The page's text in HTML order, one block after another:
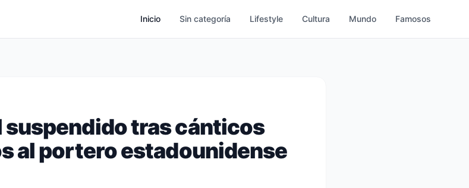
Inicio Sin categoría Lifestyle Cultura Mundo Famosos
tras cánticos
al portero estadounidense